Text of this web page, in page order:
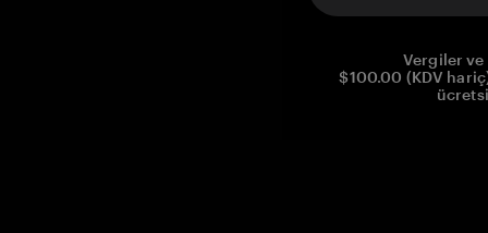
Vergiler
$100.00 (KDV